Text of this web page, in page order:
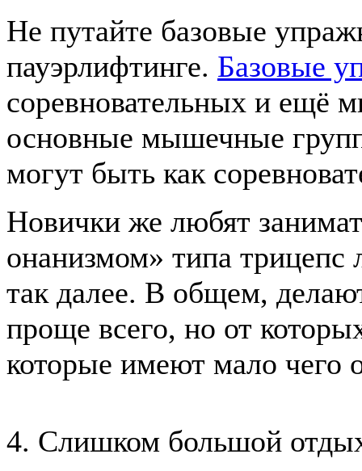
Не путайте базовые
пауэрлифтинге. Базовые
соревновательных и ещё
основные мышечные
могут быть как
Новички же любят
онанизмом» типа трицепс
так далее. В общем,
проще всего, но от
которые имеют мало чего
4. Слишком большой